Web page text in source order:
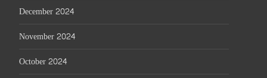
December 2024
November 2024
October 2024